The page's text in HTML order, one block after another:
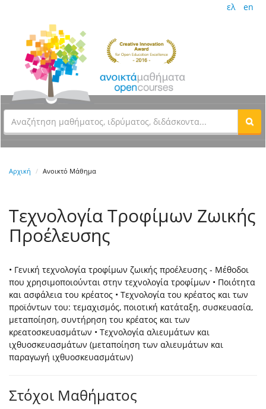
ελ en
Αρχική Ανοικτό Μάθημα
Τεχνολογία Τροφίμων Ζωικής
Προέλευσης
• Γενική τεχνολογία τροφίμων ζωικής προέλευσης - Μέθοδοι
που χρησιμοποιούνται στην τεχνολογία τροφίμων • Ποιότητα
και ασφάλεια του κρέατος • Τεχνολογία του κρέατος και των
προϊόντων του: τεμαχισμός, ποιοτική κατάταξη, συσκευασία,
μεταποίηση, συντήρηση του κρέατος και των
κρεατοσκευασμάτων • Τεχνολογία αλιευμάτων και
ιχθυοσκευασμάτων (μεταποίηση των αλιευμάτων και
παραγωγή ιχθυοσκευασμάτων)
Στόχοι Μαθήματος